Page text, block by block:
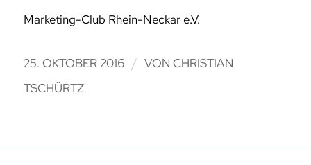
Marketing-Club Rhein-Neckar e.V.
25. OKTOBER 2016 / VON CHRISTIAN
TSCHÜRTZ